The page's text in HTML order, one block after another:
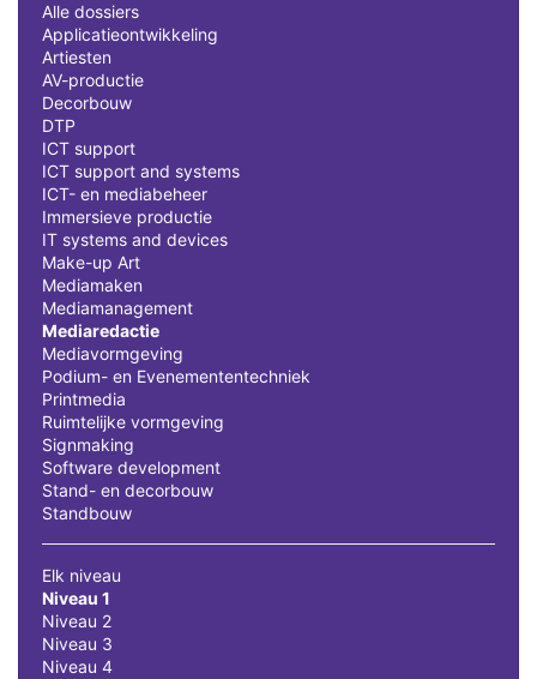
Alle dossiers
Applicatieontwikkeling
Artiesten
AV-productie
Decorbouw
DTP
ICT support
ICT support and systems
ICT- en mediabeheer
Immersieve productie
IT systems and devices
Make-up Art
Mediamaken
Mediamanagement
Mediaredactie
Mediavormgeving
Podium- en Evenemententechniek
Printmedia
Ruimtelijke vormgeving
Signmaking
Software development
Stand- en decorbouw
Standbouw
Elk niveau
Niveau 1
Niveau 2
Niveau 3
Niveau 4